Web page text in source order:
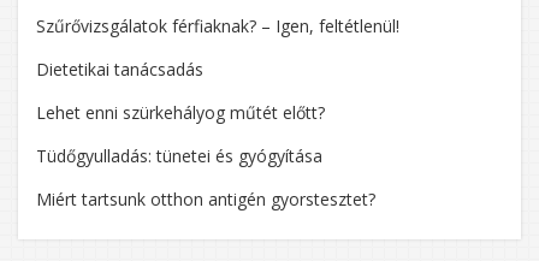
Szűrővizsgálatok férfiaknak? – Igen, feltétlenül!
Dietetikai tanácsadás
Lehet enni szürkehályog műtét előtt?
Tüdőgyulladás: tünetei és gyógyítása
Miért tartsunk otthon antigén gyorstesztet?